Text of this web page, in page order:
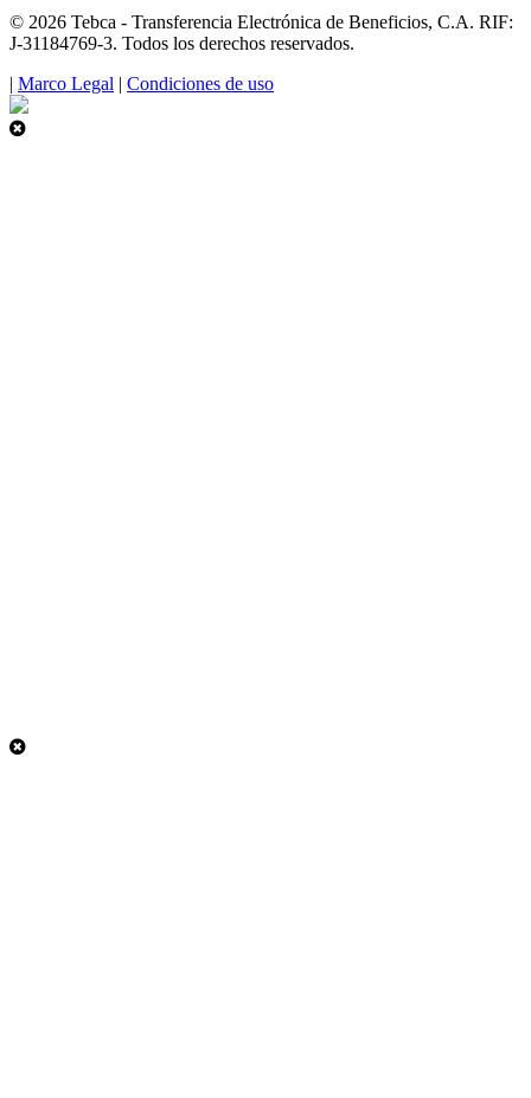
© 2026 Tebca - Transferencia Electrónica de Beneficios, C.A. RIF:
J-31184769-3. Todos los derechos reservados.
Marco Legal Condiciones de uso